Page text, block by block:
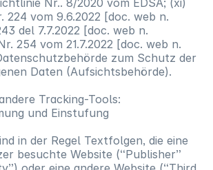
Nr.. 8/2020 vom EDSA; (xi)
224 vom 9.6.2022 [doc. web n.
del 7.7.2022 [doc. web n.
254 vom 21.7.2022 [doc. web n.
zum Schutz der
Daten (Aufsichtsbehörde).
Tracking-Tools:
und Einstufung
in der Regel Textfolgen, die eine
besuchte Website (“Publisher”